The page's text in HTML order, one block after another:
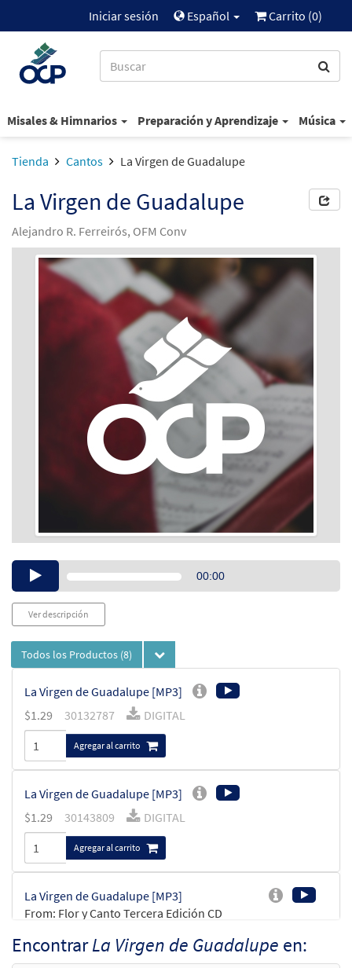
Iniciar sesión Español Carrito (0)
Misales & Himnarios Preparación y Aprendizaje Música
Tienda Cantos La Virgen de Guadalupe
La Virgen de Guadalupe
Alejandro R. Ferreirós, OFM Conv
Audio00:00
Ver descripción
Todos los Productos (8)
La Virgen de Guadalupe [MP3]
$1.29 30132787 DIGITAL
Agregar al carrito
La Virgen de Guadalupe [MP3]
$1.29 30143809 DIGITAL
Agregar al carrito
La Virgen de Guadalupe [MP3]
From: Flor y Canto Tercera Edición CD
$1.29 30110089 DIGITAL
EncontrarLa Virgen de Guadalupe en: